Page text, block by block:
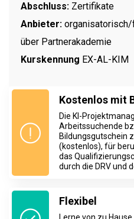
Abschluss: Zertifikate
Anbieter:
über Partnerakademie
Kurskennung EX-AL-KIM
Kostenlos mit
Die KI-
Arbeitssuchende
Bildungsgutschein
(kostenlos), für
das
durch die DRV und
Flexibel